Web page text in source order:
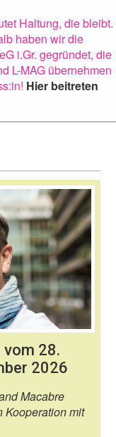
Haltung, die bleibt.
haben wir die
i.Gr. gegründet, die
L-MAG übernehmen
Hier beitreten
28.
2026
Macabre
Kooperation mit